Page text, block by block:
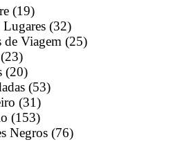
(19)
Lugares (32)
de Viagem (25)
(23)
(20)
(53)
(31)
(153)
Negros (76)